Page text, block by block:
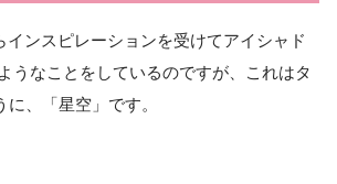
インスピレーションを受けてアイシャド
うなことをしているのですが、これはタ
、「星空」です。